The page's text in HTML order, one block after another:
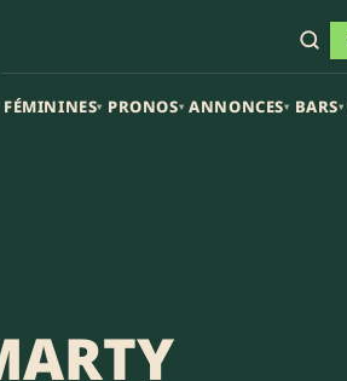
FÉMININES▾ PRONOS▾ ANNONCES▾ BARS▾